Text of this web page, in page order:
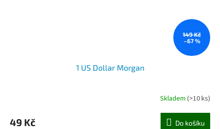
149 Kč
–67 %
1 US Dollar Morgan
Skladem (>10 ks)
49 Kč Do košíku